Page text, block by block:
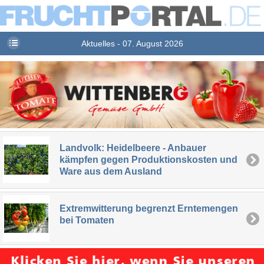
Aktuelles - 07. August 2026
Landvolk: Heidelbeere - Anbauer
kämpfen gegen Produktionskosten und
Ware aus dem Ausland
Extremwitterung begrenzt Erntemengen
bei Tomaten